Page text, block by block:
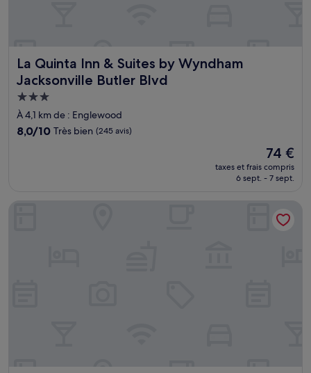
La Quinta Inn & Suites by Wyndham
Jacksonville Butler Blvd
La Quinta Inn & Suites by Wyndham Jacksonville Butler
Hébergement
3.0 étoiles
À 4,1 km de : Englewood
8.0
8,0/10 Très bien (245 avis)
Le
nouveau
prix
de
74 €
74 €
taxes et frais compris
6 sept. - 7 sept.